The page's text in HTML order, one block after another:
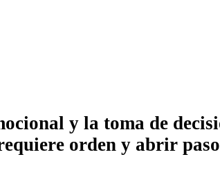
y la toma de
orden y abrir